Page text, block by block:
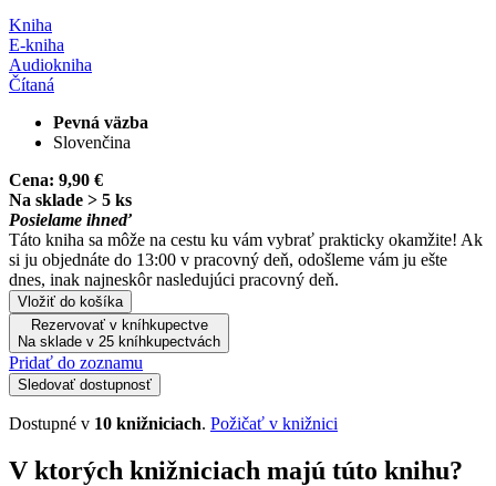
Kniha
E-kniha
Audiokniha
Čítaná
Pevná väzba
Slovenčina
Cena: 9,90 €
Na sklade > 5 ks
Posielame ihneď
Táto kniha sa môže na cestu ku vám vybrať prakticky okamžite! Ak
si ju objednáte do 13:00 v pracovný deň, odošleme vám ju ešte
dnes, inak najneskôr nasledujúci pracovný deň.
Vložiť do košíka
Rezervovať v kníhkupectve
Na sklade v 25 kníhkupectvách
Pridať do zoznamu
Sledovať dostupnosť
Dostupné v 10 knižniciach. Požičať v knižnici
V ktorých knižniciach majú túto knihu?